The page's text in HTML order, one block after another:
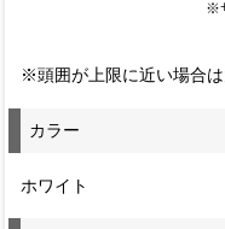
※
※頭囲が上限に近い場合
カラー
ホワイト